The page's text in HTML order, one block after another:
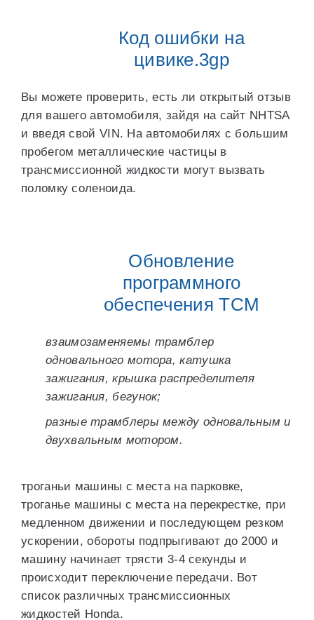
Код ошибки на
цивике.3gp
Вы можете проверить, есть ли открытый отзыв
для вашего автомобиля, зайдя на сайт NHTSA
и введя свой VIN. На автомобилях с большим
пробегом металлические частицы в
трансмиссионной жидкости могут вызвать
поломку соленоида.
Обновление
программного
обеспечения TCM
взаимозаменяемы трамблер
одновального мотора, катушка
зажигания, крышка распределителя
зажигания, бегунок;
разные трамблеры между одновальным и
двухвальным мотором.
троганьи машины с места на парковке,
троганье машины с места на перекрестке, при
медленном движении и последующем резком
ускорении, обороты подпрыгивают до 2000 и
машину начинает трясти 3-4 секунды и
происходит переключение передачи. Вот
список различных трансмиссионных
жидкостей Honda.